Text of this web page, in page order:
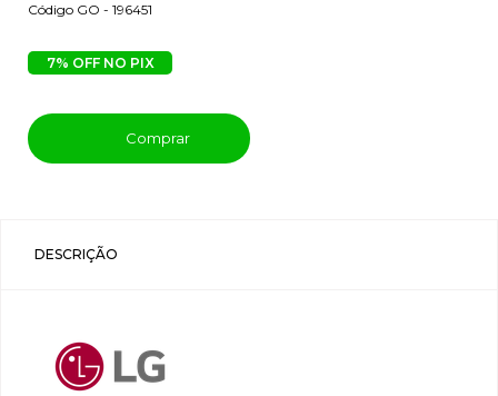
GO - 196451
7% OFF NO PIX
Comprar
DESCRIÇÃO